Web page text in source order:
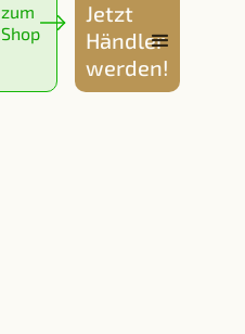
zum
Shop
Jetzt
Händler
werden!